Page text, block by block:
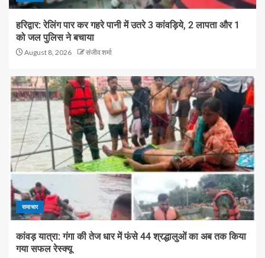
हरिद्वार: रेलिंग पार कर गहरे पानी में उतरे 3 कांवड़िये, 2 लापता और 1
को जल पुलिस ने बचाया
August 8, 2026 संजीव शर्मा
समाचार
कांवड़ यात्रा: गंगा की तेज धार में फंसे 44 श्रद्धालुओं का अब तक किया
गया सफल रेस्क्यू